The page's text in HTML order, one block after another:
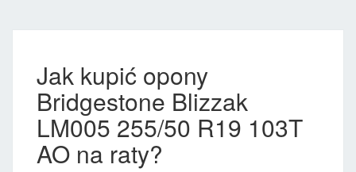
Jak kupić opony
Bridgestone Blizzak
LM005 255/50 R19 103T
AO na raty?